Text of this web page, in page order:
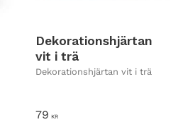
Dekorationshjärtan
vit i trä
Dekorationshjärtan vit i trä
79 KR